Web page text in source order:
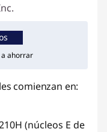
a ahorrar
comienzan en:
(núcleos E de